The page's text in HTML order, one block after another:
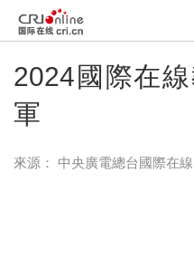
2024國際在
軍
來源： 中央廣電總台國際在線